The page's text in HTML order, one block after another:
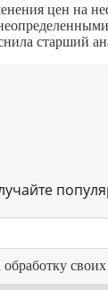
цен на
старший
обработку